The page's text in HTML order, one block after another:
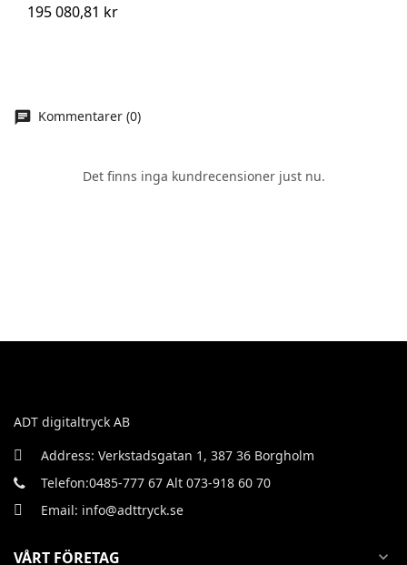
195 080,81 kr
Kommentarer (0)
Det finns inga kundrecensioner just nu.
ADT digitaltryck AB
Address: Verkstadsgatan 1, 387 36 Borgholm
Telefon:0485-777 67 Alt 073-918 60 70
Email: info@adttryck.se
VÅRT FÖRETAG expand_more